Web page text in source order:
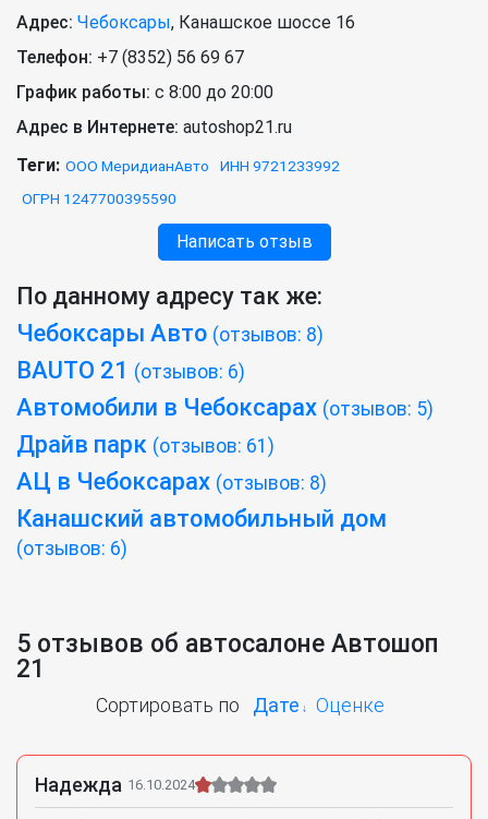
Адрес: Чебоксары, Канашское шоссе 16
Телефон: +7 (8352) 56 69 67
График работы: с 8:00 до 20:00
Адрес в Интернете: autoshop21.ru
Теги: ООО МеридианАвто
ИНН 9721233992
ОГРН 1247700395590
Написать отзыв
По данному адресу так же:
Чебоксары Авто (отзывов: 8)
BAUTO 21 (отзывов: 6)
Автомобили в Чебоксарах (отзывов: 5)
Драйв парк (отзывов: 61)
АЦ в Чебоксарах (отзывов: 8)
Канашский автомобильный дом
(отзывов: 6)
5 отзывов об автосалоне Автошоп
21
Сортировать по Дате Оценке
Надежда 16.10.2024